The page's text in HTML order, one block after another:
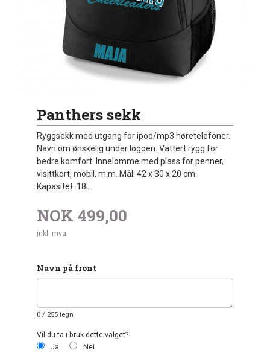
Panthers sekk
Ryggsekk med utgang for ipod/mp3 høretelefoner.
Navn om ønskelig under logoen. Vattert rygg for
bedre komfort. Innelomme med plass for penner,
visittkort, mobil, m.m. Mål: 42 x 30 x 20 cm.
Kapasitet: 18L.
NOK 499,00
inkl. mva.
Navn på front
0 / 255 tegn
Vil du ta i bruk dette valget?
Ja
Nei